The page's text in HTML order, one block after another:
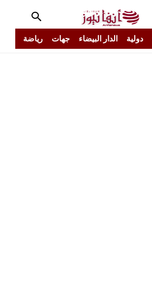
دولية الدار البيضاء جهات رياضة